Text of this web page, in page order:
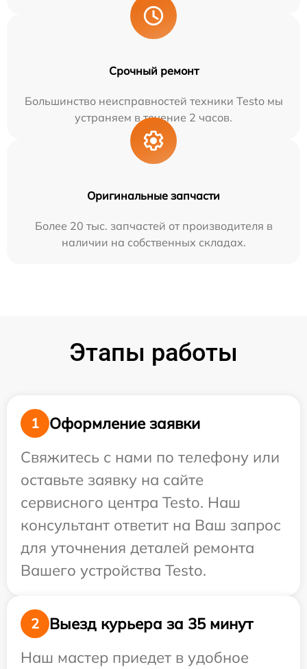
Срочный ремонт
Большинство неисправностей техники Testo мы
устраняем в течение 2 часов.
Оригинальные запчасти
Более 20 тыс. запчастей от производителя в
наличии на собственных складах.
Этапы работы
1
Оформление заявки
Свяжитесь с нами по телефону или
оставьте заявку на сайте
сервисного центра Testo. Наш
консультант ответит на Ваш запрос
для уточнения деталей ремонта
Вашего устройства Testo.
2
Выезд курьера за 35 минут
Наш мастер приедет в удобное